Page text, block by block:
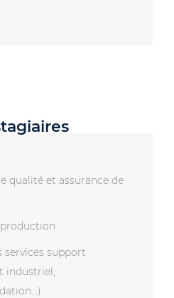
qualité et assurance de
production
services support
industriel,